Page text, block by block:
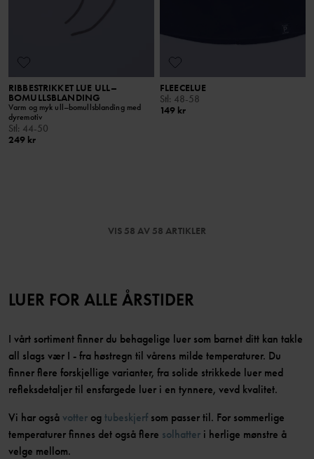
RIBBESTRIKKET LUE ULL–
BOMULLSBLANDING
Varm og myk ull–bomullsblanding med
dyremotiv
Stl: 44-50
249 kr
FLEECELUE
Stl: 48-58
149 kr
VIS 58 AV 58 ARTIKLER
LUER FOR ALLE ÅRSTIDER
I vårt sortiment finner du behagelige luer som barnet ditt kan takle
all slags vær I - fra høstregn til vårens milde temperaturer. Du
finner flere forskjellige varianter, fra solide strikkede luer med
refleksdetaljer til ensfargede luer i en tynnere, vevd kvalitet.
Vi har ogsåvotter og tubeskjerf som passer til. For sommerlige
temperaturer finnes det også flere solhatter i herlige mønstre å
velge mellom.